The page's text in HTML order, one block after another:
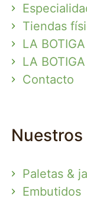
Tiendas
LA BOTIGA
LA
Contacto
Paletas &
Embutidos